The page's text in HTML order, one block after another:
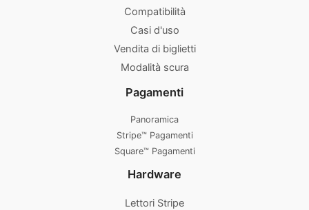
Compatibilità
Casi d'uso
Vendita di biglietti
Modalità scura
Pagamenti
Panoramica
Stripe™ Pagamenti
Square™ Pagamenti
Hardware
Lettori Stripe